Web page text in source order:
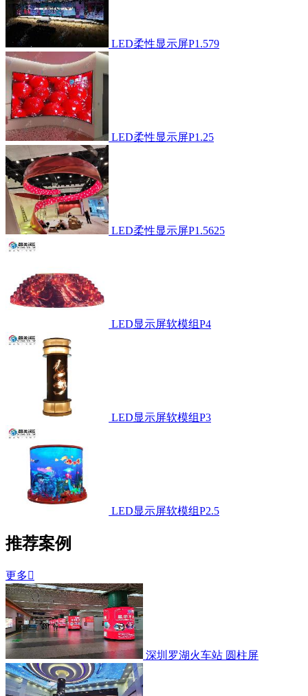
LED柔性显示屏P1.579
LED柔性显示屏P1.25
LED柔性显示屏P1.5625
LED显示屏软模组P4
LED显示屏软模组P3
LED显示屏软模组P2.5
推荐案例
更多
深圳罗湖火车站 圆柱屏